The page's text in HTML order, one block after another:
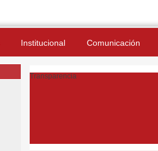
Institucional Comunicación
Transparencia